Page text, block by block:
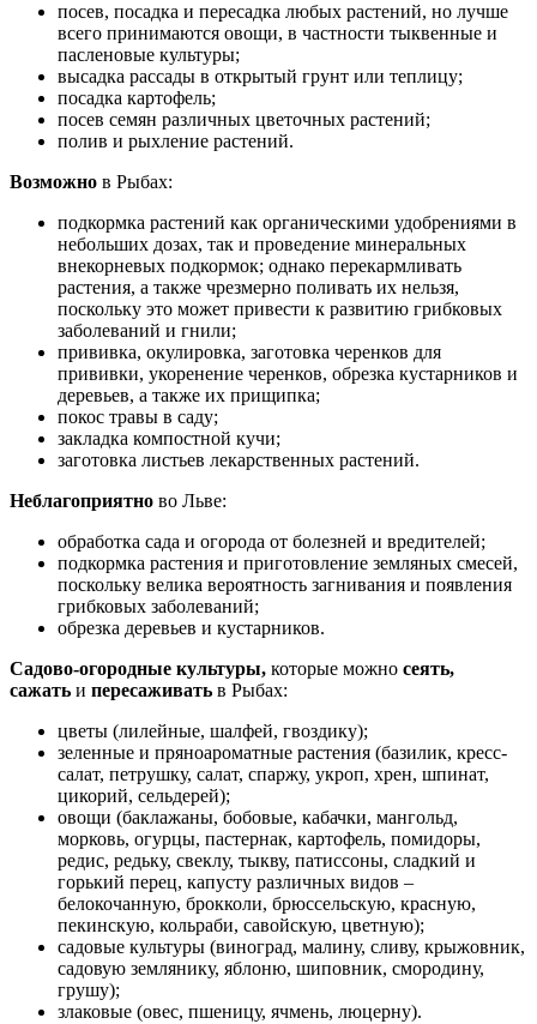
посев, посадка и пересадка любых растений, но лучше
всего принимаются овощи, в частности тыквенные и
пасленовые культуры;
высадка рассады в открытый грунт или теплицу;
посадка картофель;
посев семян различных цветочных растений;
полив и рыхление растений.
Возможно в Рыбах:
подкормка растений как органическими удобрениями в
небольших дозах, так и проведение минеральных
внекорневых подкормок; однако перекармливать
растения, а также чрезмерно поливать их нельзя,
поскольку это может привести к развитию грибковых
заболеваний и гнили;
прививка, окулировка, заготовка черенков для
прививки, укоренение черенков, обрезка кустарников и
деревьев, а также их прищипка;
покос травы в саду;
закладка компостной кучи;
заготовка листьев лекарственных растений.
Неблагоприятно во Льве:
обработка сада и огорода от болезней и вредителей;
подкормка растения и приготовление земляных смесей,
поскольку велика вероятность загнивания и появления
грибковых заболеваний;
обрезка деревьев и кустарников.
Садово-огородные культуры, которые можно сеять,
сажать и пересаживать в Рыбах:
цветы (лилейные, шалфей, гвоздику);
зеленные и пряноароматные растения (базилик, кресс-
салат, петрушку, салат, спаржу, укроп, хрен, шпинат,
цикорий, сельдерей);
овощи (баклажаны, бобовые, кабачки, мангольд,
морковь, огурцы, пастернак, картофель, помидоры,
редис, редьку, свеклу, тыкву, патиссоны, сладкий и
горький перец, капусту различных видов –
белокочанную, брокколи, брюссельскую, красную,
пекинскую, кольраби, савойскую, цветную);
садовые культуры (виноград, малину, сливу, крыжовник,
садовую землянику, яблоню, шиповник, смородину,
грушу);
злаковые (овес, пшеницу, ячмень, люцерну).